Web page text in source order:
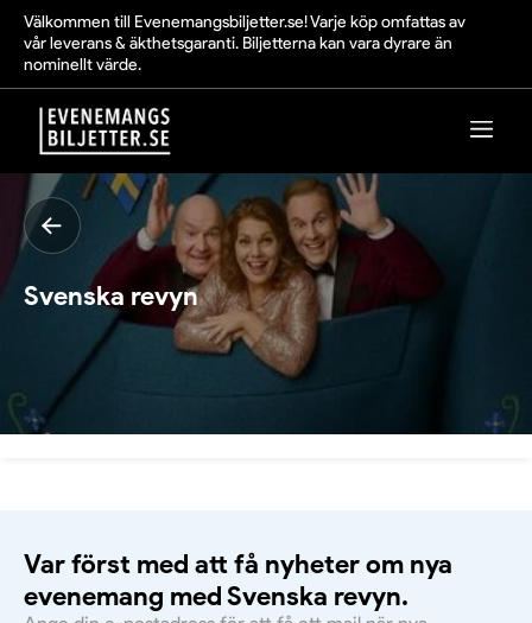
Välkommen till Evenemangsbiljetter.se! Varje köp omfattas av
vår leverans & äkthetsgaranti. Biljetterna kan vara dyrare än
nominellt värde.
Svenska revyn
Var först med att få nyheter om nya
evenemang med Svenska revyn.